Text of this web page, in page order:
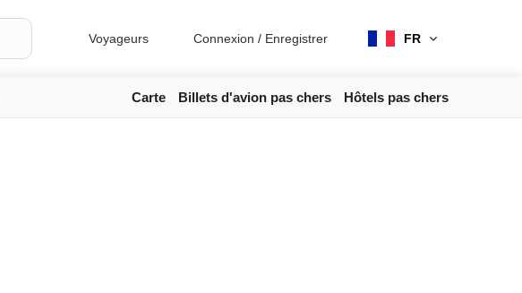
Voyageurs Connexion / Enregistrer FR
Carte Billets d'avion pas chers Hôtels pas chers